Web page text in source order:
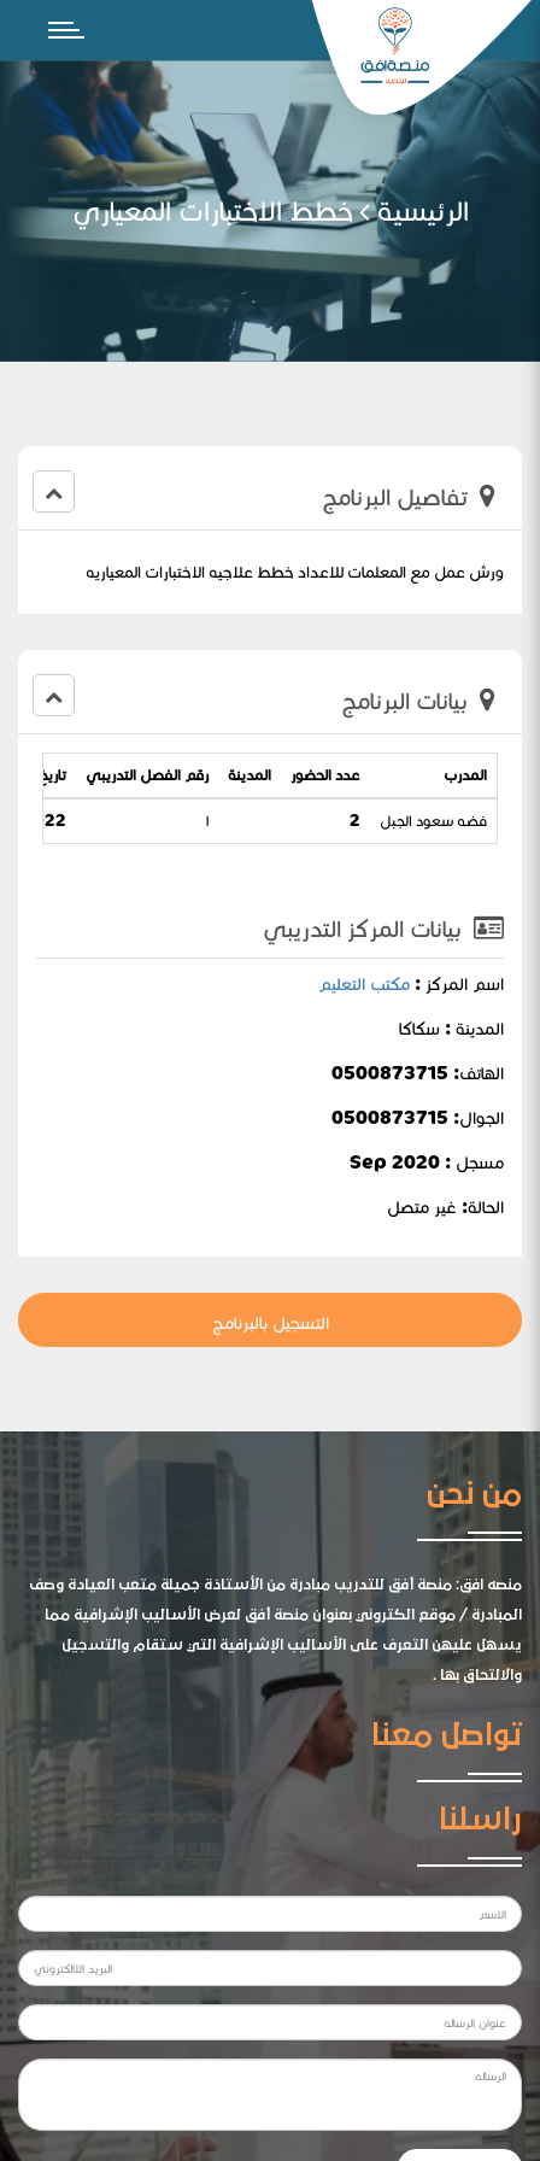
الرئيسية خطط ‏الاختبارات المعياري
تفاصيل البرنامج
‏ورش عمل ‏مع المعلمات‏ للاعداد خطط علاجيه الاختبارات المعياريه
بيانات البرنامج
المدرب عدد الحضور المدينة رقم الفصل التدريبي تاريخ
فضه سعود الجبل 2 ١ / 05-04-1444
بيانات المركز التدريبي
اسم المركز : مكتب التعليم
المدينة : سكاكا
الهاتف: 0500873715
الجوال:
مسجل : Sep 2020
الحالة: غير متصل
التسجيل بالبرنامج
من نحن
منصه افق: منصة أفق للتدريب مبادرة من الأستاذة جميلة متعب العيادة وصف
المبادرة / موقع الكتروني بعنوان منصة أفق لعرض الأساليب الإشرافية مما
يسهل عليهن التعرف على الأساليب الإشرافية التي ستقام والتسجيل
والالتحاق بها .
تواصل معنا
راسلنا